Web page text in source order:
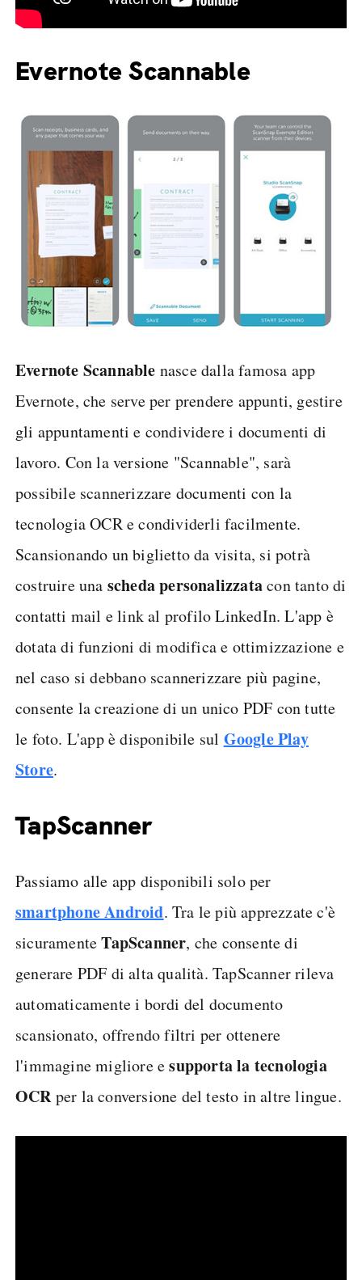
Evernote Scannable
Evernote Scannable nasce dalla famosa app
Evernote, che serve per prendere appunti, gestire
gli appuntamenti e condividere i documenti di
lavoro. Con la versione "Scannable", sarà
possibile scannerizzare documenti con la
tecnologia OCR e condividerli facilmente.
Scansionando un biglietto da visita, si potrà
costruire una scheda personalizzatacon tanto di
contatti mail e link al profilo LinkedIn. L'app è
dotata di funzioni di modifica e ottimizzazione e
nel caso si debbano scannerizzare più pagine,
consente la creazione di un unico PDF con tutte
le foto. L'app è disponibile sul Google Play
Store.
TapScanner
Passiamo alle app disponibili solo per
smartphone Android. Tra le più apprezzate c'è
sicuramenteTapScanner, che consente di
generare PDF di alta qualità. TapScanner rileva
automaticamente i bordi del documento
scansionato, offrendo filtri per ottenere
l'immagine migliore esupporta la tecnologia
OCRper la conversione del testo in altre lingue.